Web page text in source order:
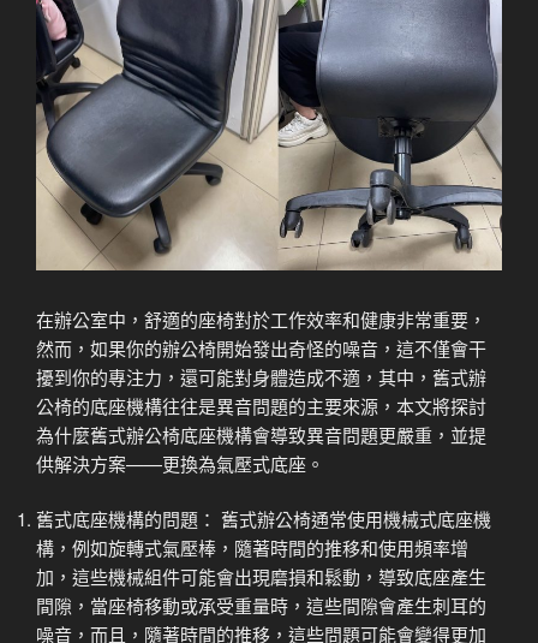
在辦公室中，舒適的座椅對於工作效率和健康非常重要，
然而，如果你的辦公椅開始發出奇怪的噪音，這不僅會干
擾到你的專注力，還可能對身體造成不適，其中，舊式辦
公椅的底座機構往往是異音問題的主要來源，本文將探討
為什麼舊式辦公椅底座機構會導致異音問題更嚴重，並提
供解決方案——更換為氣壓式底座。
舊式底座機構的問題： 舊式辦公椅通常使用機械式底座機
構，例如旋轉式氣壓棒，隨著時間的推移和使用頻率增
加，這些機械組件可能會出現磨損和鬆動，導致底座產生
間隙，當座椅移動或承受重量時，這些間隙會產生刺耳的
噪音，而且，隨著時間的推移，這些問題可能會變得更加